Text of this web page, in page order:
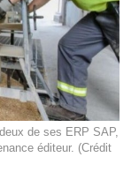
de ses ERP SAP,
éditeur. (Crédit